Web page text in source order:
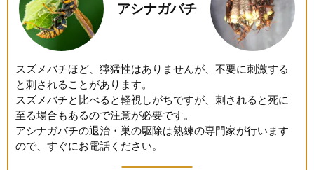
アシナガバチ
スズメバチほど、獰猛性はありませんが、不要に刺激する
と刺されることがあります。
スズメバチと比べると軽視しがちですが、刺されると死に
至る場合もあるので注意が必要です。
アシナガバチの退治・巣の駆除は熟練の専門家が行います
ので、すぐにお電話ください。